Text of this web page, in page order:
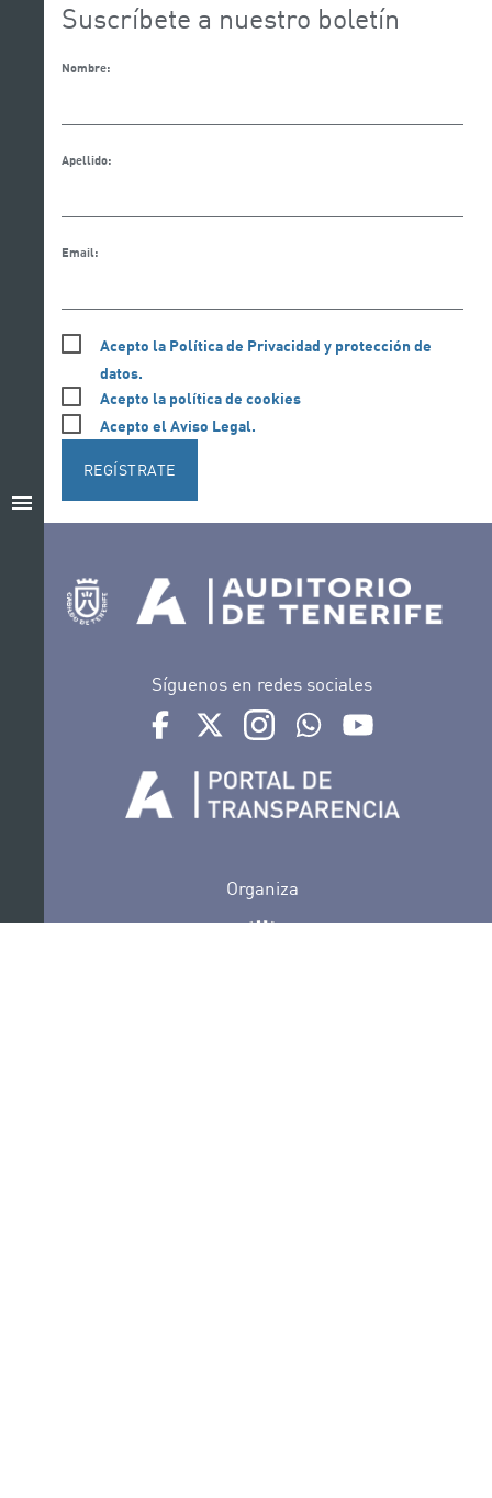
menu
Suscríbete a nuestro boletín
Nombre:
Apellido:
Email:
Acepto la Política de Privacidad y protección de
datos.
Acepto la política de cookies
Acepto el Aviso Legal.
REGÍSTRATE
Síguenos en redes sociales
Ir a perfil de Auditorio de Tenerife en Facebook
Ir a perfil de Auditorio de Tenerife en
Ir a perfil de Auditorio de
Ir al Boletín Whatsapp
Organiza